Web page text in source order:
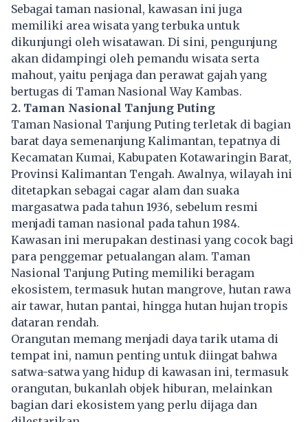
Sebagai taman nasional, kawasan ini juga
memiliki area wisata yang terbuka untuk
dikunjungi oleh wisatawan. Di sini, pengunjung
akan didampingi oleh pemandu wisata serta
mahout, yaitu penjaga dan perawat gajah yang
bertugas di Taman Nasional Way Kambas.
2. Taman Nasional Tanjung Puting
Taman Nasional Tanjung Puting terletak di bagian
barat daya semenanjung Kalimantan, tepatnya di
Kecamatan Kumai, Kabupaten Kotawaringin Barat,
Provinsi Kalimantan Tengah. Awalnya, wilayah ini
ditetapkan sebagai cagar alam dan suaka
margasatwa pada tahun 1936, sebelum resmi
menjadi taman nasional pada tahun 1984.
Kawasan ini merupakan destinasi yang cocok bagi
para penggemar petualangan alam. Taman
Nasional Tanjung Puting memiliki beragam
ekosistem, termasuk hutan mangrove, hutan rawa
air tawar, hutan pantai, hingga hutan hujan tropis
dataran rendah.
Orangutan memang menjadi daya tarik utama di
tempat ini, namun penting untuk diingat bahwa
satwa-satwa yang hidup di kawasan ini, termasuk
orangutan, bukanlah objek hiburan, melainkan
bagian dari ekosistem yang perlu dijaga dan